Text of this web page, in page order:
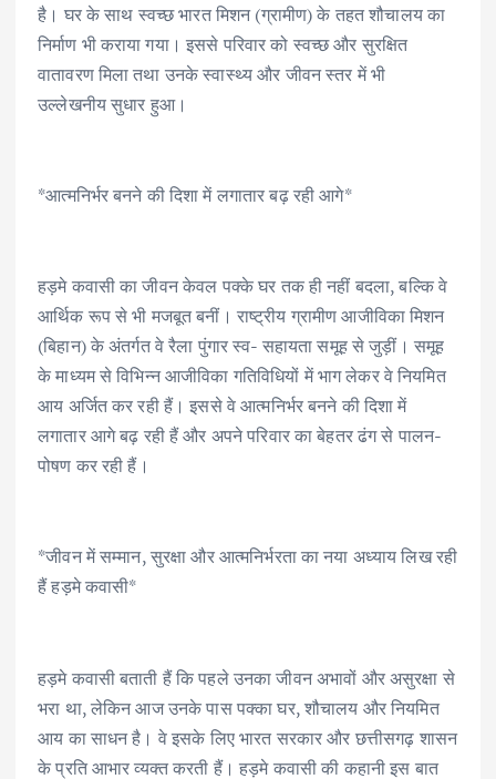
है। घर के साथ स्वच्छ भारत मिशन (ग्रामीण) के तहत शौचालय का
निर्माण भी कराया गया। इससे परिवार को स्वच्छ और सुरक्षित
वातावरण मिला तथा उनके स्वास्थ्य और जीवन स्तर में भी
उल्लेखनीय सुधार हुआ।
*आत्मनिर्भर बनने की दिशा में लगातार बढ़ रही आगे*
हड़मे कवासी का जीवन केवल पक्के घर तक ही नहीं बदला, बल्कि वे
आर्थिक रूप से भी मजबूत बनीं। राष्ट्रीय ग्रामीण आजीविका मिशन
(बिहान) के अंतर्गत वे रैला पुंगार स्व- सहायता समूह से जुड़ीं। समूह
के माध्यम से विभिन्न आजीविका गतिविधियों में भाग लेकर वे नियमित
आय अर्जित कर रही हैं। इससे वे आत्मनिर्भर बनने की दिशा में
लगातार आगे बढ़ रही हैं और अपने परिवार का बेहतर ढंग से पालन-
पोषण कर रही हैं।
*जीवन में सम्मान, सुरक्षा और आत्मनिर्भरता का नया अध्याय लिख रही
हैं हड़मे कवासी*
हड़मे कवासी बताती हैं कि पहले उनका जीवन अभावों और असुरक्षा से
भरा था, लेकिन आज उनके पास पक्का घर, शौचालय और नियमित
आय का साधन है। वे इसके लिए भारत सरकार और छत्तीसगढ़ शासन
के प्रति आभार व्यक्त करती हैं। हड़मे कवासी की कहानी इस बात